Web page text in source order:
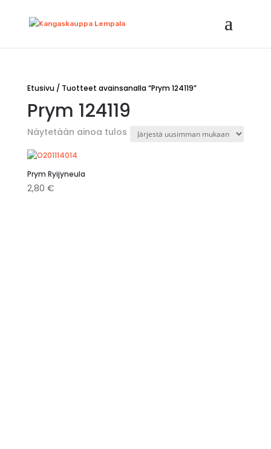
Etusivu/ Tuotteet avainsanalla “Prym 124119”
Prym 124119
Näytetään ainoa tulos
Prym Ryijyneula
2,80 €